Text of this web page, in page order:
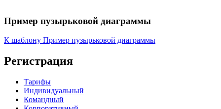
Пример пузырьковой диаграммы
К шаблону Пример пузырьковой диаграммы
Регистрация
Тарифы
Индивидуальный
Командный